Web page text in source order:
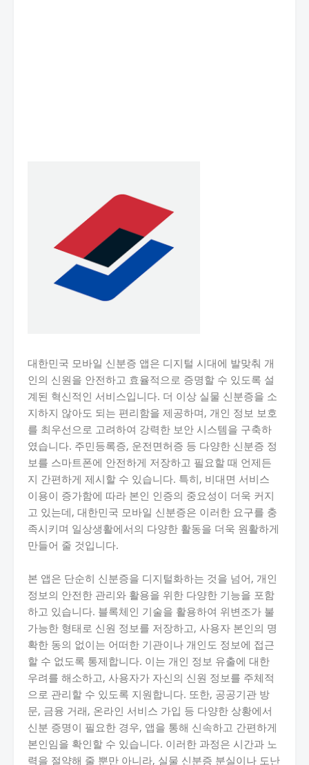
대한민국 모바일 신분증 앱은 디지털 시대에 발맞춰 개
인의 신원을 안전하고 효율적으로 증명할 수 있도록 설
계된 혁신적인 서비스입니다. 더 이상 실물 신분증을 소
지하지 않아도 되는 편리함을 제공하며, 개인 정보 보호
를 최우선으로 고려하여 강력한 보안 시스템을 구축하
였습니다. 주민등록증, 운전면허증 등 다양한 신분증 정
보를 스마트폰에 안전하게 저장하고 필요할 때 언제든
지 간편하게 제시할 수 있습니다. 특히, 비대면 서비스
이용이 증가함에 따라 본인 인증의 중요성이 더욱 커지
고 있는데, 대한민국 모바일 신분증은 이러한 요구를 충
족시키며 일상생활에서의 다양한 활동을 더욱 원활하게
만들어 줄 것입니다.
본 앱은 단순히 신분증을 디지털화하는 것을 넘어, 개인
정보의 안전한 관리와 활용을 위한 다양한 기능을 포함
하고 있습니다. 블록체인 기술을 활용하여 위변조가 불
가능한 형태로 신원 정보를 저장하고, 사용자 본인의 명
확한 동의 없이는 어떠한 기관이나 개인도 정보에 접근
할 수 없도록 통제합니다. 이는 개인 정보 유출에 대한
우려를 해소하고, 사용자가 자신의 신원 정보를 주체적
으로 관리할 수 있도록 지원합니다. 또한, 공공기관 방
문, 금융 거래, 온라인 서비스 가입 등 다양한 상황에서
신분 증명이 필요한 경우, 앱을 통해 신속하고 간편하게
본인임을 확인할 수 있습니다. 이러한 과정은 시간과 노
력을 절약해 줄 뿐만 아니라, 실물 신분증 분실이나 도난